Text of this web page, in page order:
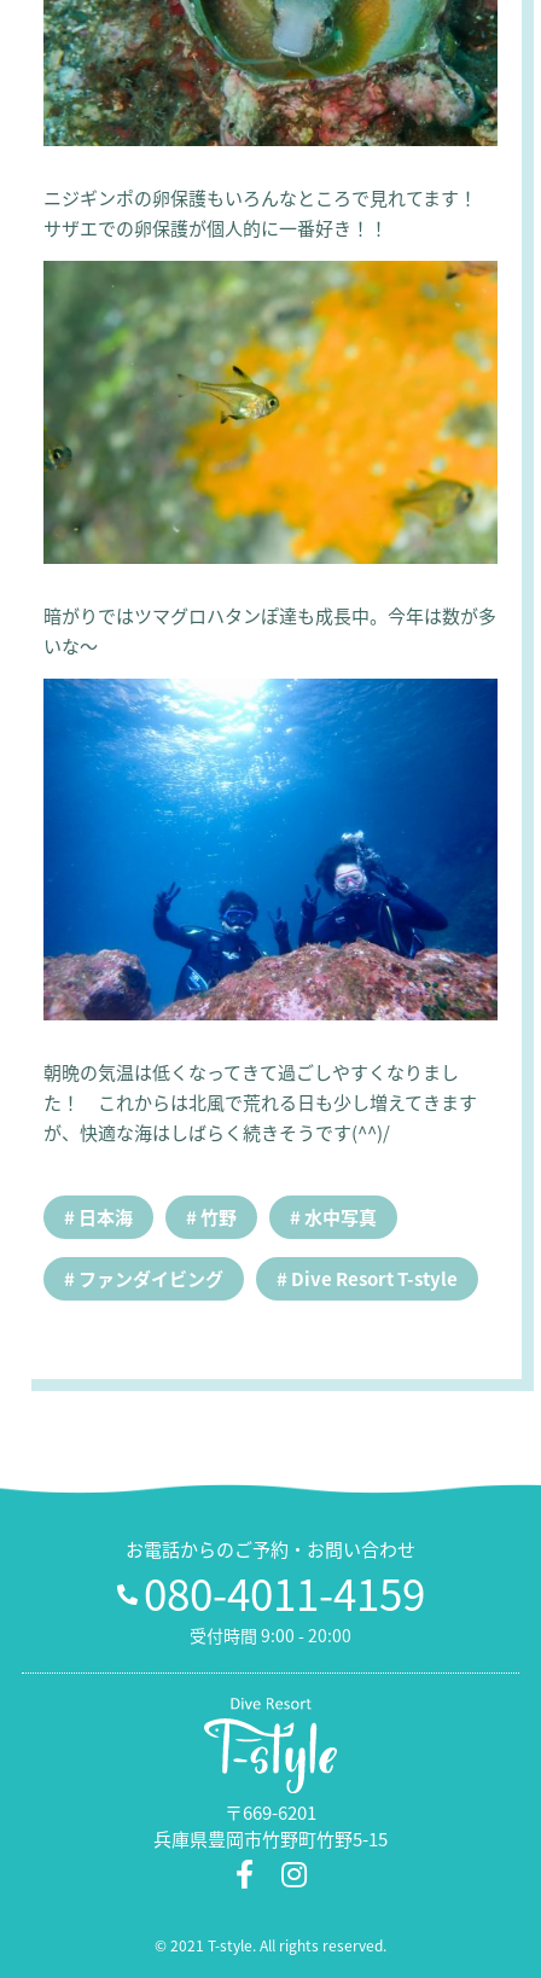
ニジギンポの卵保護もいろんなところで見れてます！
サザエでの卵保護が個人的に一番好き！！
暗がりではツマグロハタンぽ達も成長中。今年は数が多
いな～
朝晩の気温は低くなってきて過ごしやすくなりまし
た！ これからは北風で荒れる日も少し増えてきます
が、快適な海はしばらく続きそうです(^^)/
日本海 竹野 水中写真
ファンダイビング Dive Resort T-style
お電話からのご予約・お問い合わせ
080-4011-4159
受付時間 9:00 - 20:00
〒669-6201
兵庫県豊岡市竹野町竹野5-15
© 2021 T-style. All rights reserved.